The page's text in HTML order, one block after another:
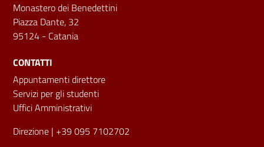
Monastero dei Benedettini
Piazza Dante, 32
95124 - Catania
CONTATTI
Appuntamenti direttore
Servizi per gli studenti
Uffici Amministrativi
Direzione | +39 095 7102702